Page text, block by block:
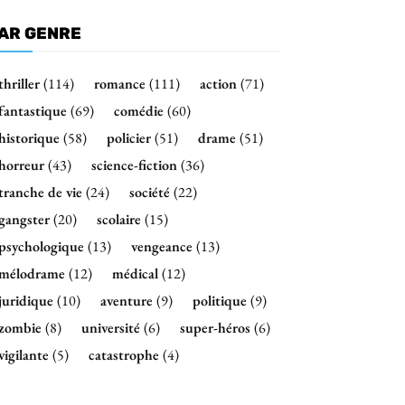
GENRE
(114) romance (111) action(71)
(69) comédie (60)
(58) policier(51) drame (51)
(43) science-fiction(36)
de vie (24) société (22)
(20) scolaire (15)
(13) vengeance (13)
(12) médical(12)
(10) aventure (9) politique (9)
(8) université (6) super-héros (6)
(5) catastrophe (4)